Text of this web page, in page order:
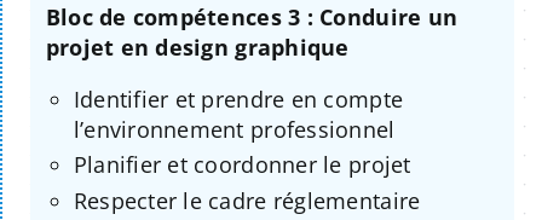
Bloc de compétences 3 : Conduire un
projet en design graphique
Identifier et prendre en compte
l’environnement professionnel
Planifier et coordonner le projet
Respecter le cadre réglementaire